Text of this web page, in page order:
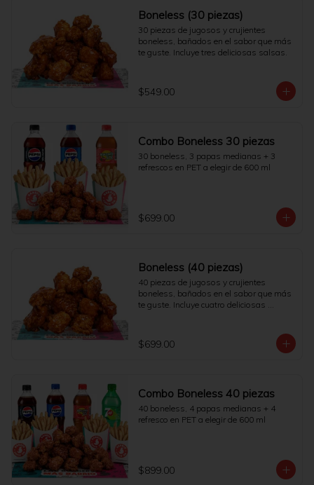
Boneless (30 piezas)
30 piezas de jugosos y crujientes
boneless, bañados en el sabor que más
te guste. Incluye tres deliciosas salsas.
$549.00
Combo Boneless 30 piezas
30 boneless, 3 papas medianas + 3
refrescos en PET a elegir de 600 ml
$699.00
Boneless (40 piezas)
40 piezas de jugosos y crujientes
boneless, bañados en el sabor que más
te guste. Incluye cuatro deliciosas
$699.00
Combo Boneless 40 piezas
40 boneless, 4 papas medianas + 4
refresco en PET a elegir de 600 ml
$899.00